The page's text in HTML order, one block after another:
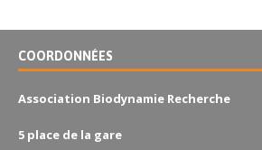
COORDONNÉES
Association Biodynamie Recherche
5 place de la gare